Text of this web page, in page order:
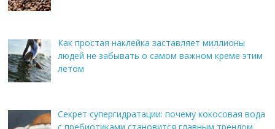
Как простая наклейка заставляет миллионы
людей не забывать о самом важном креме этим
летом
Секрет супергидратации: почему кокосовая вода